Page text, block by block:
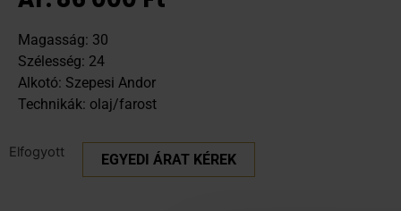
Magasság: 30
Szélesség: 24
Alkotó: Szepesi Andor
Technikák: olaj/farost
Elfogyott EGYEDI ÁRAT KÉREK